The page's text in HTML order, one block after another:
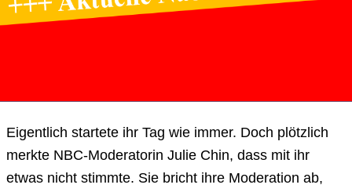
Eigentlich startete ihr Tag wie immer. Doch plötzlich
merkte NBC-Moderatorin Julie Chin, dass mit ihr
etwas nicht stimmte. Sie bricht ihre Moderation ab,